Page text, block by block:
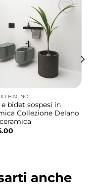
il profilo
capace di
e
rendono
bagno
e funzionalità
BAGNO
e bidet sospesi in
Collezione Delano
anche